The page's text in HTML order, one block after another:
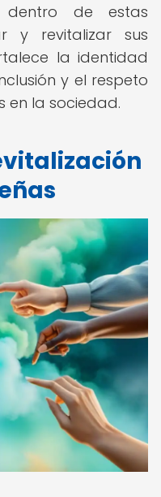
dentro de estas
y revitalizar sus
la identidad
y el respeto
en la sociedad.